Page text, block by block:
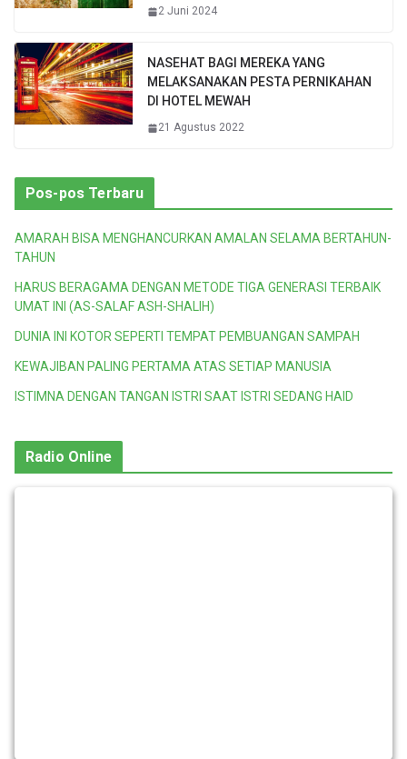
2 Juni 2024
NASEHAT BAGI MEREKA YANG
MELAKSANAKAN PESTA PERNIKAHAN
DI HOTEL MEWAH
21 Agustus 2022
Pos-pos Terbaru
AMARAH BISA MENGHANCURKAN AMALAN SELAMA BERTAHUN-
TAHUN
HARUS BERAGAMA DENGAN METODE TIGA GENERASI TERBAIK
UMAT INI (AS-SALAF ASH-SHALIH)
DUNIA INI KOTOR SEPERTI TEMPAT PEMBUANGAN SAMPAH
KEWAJIBAN PALING PERTAMA ATAS SETIAP MANUSIA
ISTIMNA DENGAN TANGAN ISTRI SAAT ISTRI SEDANG HAID
Radio Online